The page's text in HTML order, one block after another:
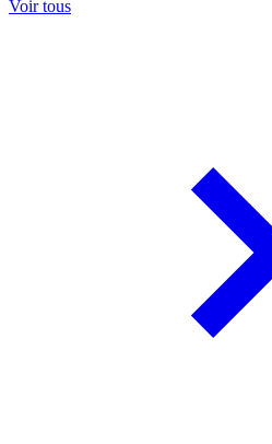
Voir tous